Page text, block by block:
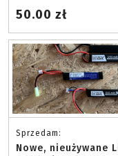
50.00 zł
Sprzedam:
Nowe, nieużywane